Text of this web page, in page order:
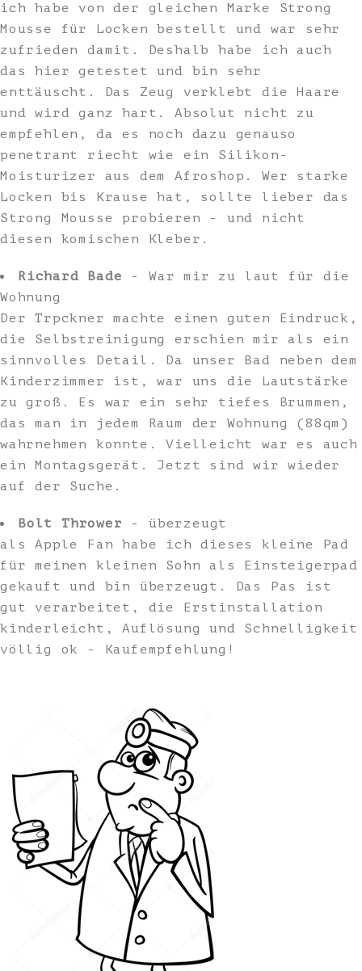
ich habe von der gleichen Marke Strong
Mousse für Locken bestellt und war sehr
zufrieden damit. Deshalb habe ich auch
das hier getestet und bin sehr
enttäuscht. Das Zeug verklebt die Haare
und wird ganz hart. Absolut nicht zu
empfehlen, da es noch dazu genauso
penetrant riecht wie ein Silikon-
Moisturizer aus dem Afroshop. Wer starke
Locken bis Krause hat, sollte lieber das
Strong Mousse probieren - und nicht
diesen komischen Kleber.
Richard Bade - War mir zu laut für die
Wohnung
Der Trpckner machte einen guten Eindruck,
die Selbstreinigung erschien mir als ein
sinnvolles Detail. Da unser Bad neben dem
Kinderzimmer ist, war uns die Lautstärke
zu groß. Es war ein sehr tiefes Brummen,
das man in jedem Raum der Wohnung (88qm)
wahrnehmen konnte. Vielleicht war es auch
ein Montagsgerät. Jetzt sind wir wieder
auf der Suche.
Bolt Thrower - überzeugt
als Apple Fan habe ich dieses kleine Pad
für meinen kleinen Sohn als Einsteigerpad
gekauft und bin überzeugt. Das Pas ist
gut verarbeitet, die Erstinstallation
kinderleicht, Auflösung und Schnelligkeit
völlig ok - Kaufempfehlung!